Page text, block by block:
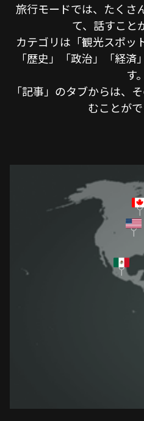
旅行モードでは、たくさ
て、話すこと
カテゴリは「観光スポッ
「歴史」「政治」「経
す。
「記事」のタブからは、
むことがで